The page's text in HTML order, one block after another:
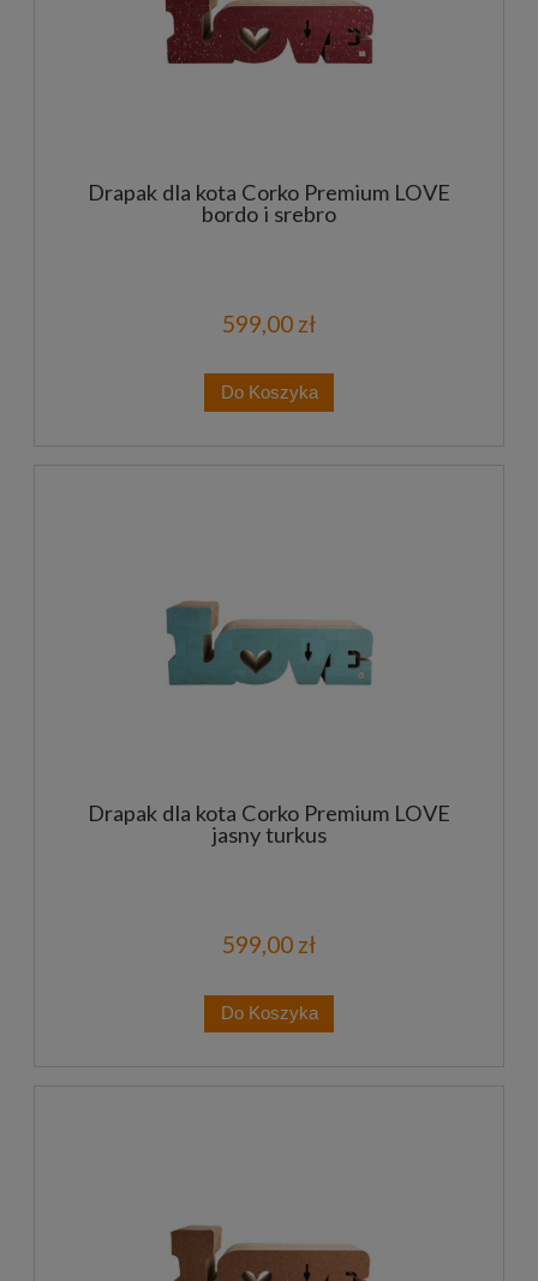
Drapak dla kota Corko Premium LOVE
bordo i srebro
599,00 zł
Do Koszyka
Drapak dla kota Corko Premium LOVE
jasny turkus
599,00 zł
Do Koszyka